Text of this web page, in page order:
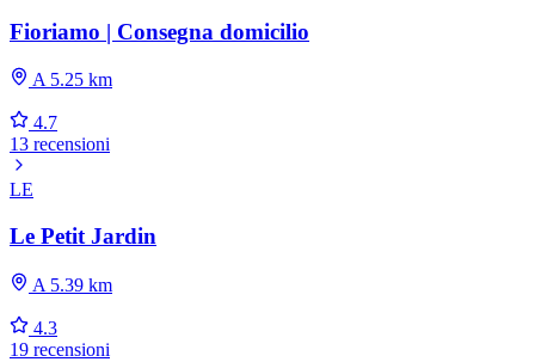
Fioriamo | Consegna domicilio
A 5.25 km
4.7
13 recensioni
LE
Le Petit Jardin
A 5.39 km
4.3
19 recensioni